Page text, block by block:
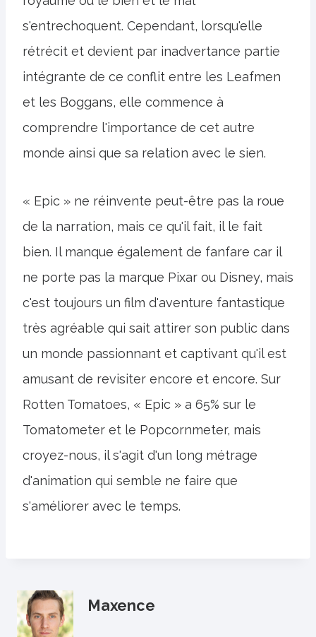
s'entrechoquent. Cependant, lorsqu'elle
rétrécit et devient par inadvertance partie
intégrante de ce conflit entre les Leafmen
et les Boggans, elle commence à
comprendre l'importance de cet autre
monde ainsi que sa relation avec le sien.
« Epic » ne réinvente peut-être pas la roue
de la narration, mais ce qu'il fait, il le fait
bien. Il manque également de fanfare car il
ne porte pas la marque Pixar ou Disney, mais
c'est toujours un film d'aventure fantastique
très agréable qui sait attirer son public dans
un monde passionnant et captivant qu'il est
amusant de revisiter encore et encore. Sur
Rotten Tomatoes, « Epic » a 65% sur le
Tomatometer et le Popcornmeter, mais
croyez-nous, il s'agit d'un long métrage
d'animation qui semble ne faire que
s'améliorer avec le temps.
Maxence